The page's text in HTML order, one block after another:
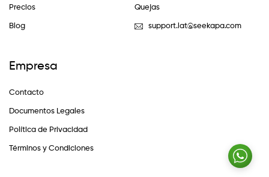
Precios
Blog
Quejas
support.lat@seekapa.com
Empresa
Contacto
Documentos Legales
Política de Privacidad
Términos y Condiciones